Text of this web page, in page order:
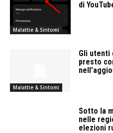
Malattie & Sintomi
di
Malattie & Sintomi
Gli utenti
presto
Sotto la
nelle
elezioni